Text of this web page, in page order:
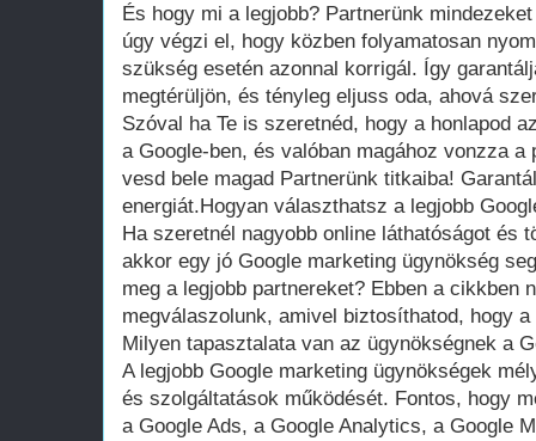
És hogy mi a legjobb? Partnerünk
úgy végzi el, hogy közben folyamatosan
szükség esetén azonnal korrigál. Így
megtérüljön, és tényleg eljuss oda, ahová
Szóval ha Te is szeretnéd, hogy a honlapod
a Google-ben, és valóban magához vonzza
vesd bele magad Partnerünk titkaiba!
energiát.Hogyan választhatsz a legjobb
Ha szeretnél nagyobb online láthatóságot és
akkor egy jó Google marketing ügynökség
meg a legjobb partnereket? Ebben a cikkben
megválaszolunk, amivel biztosíthatod, hogy
Milyen tapasztalata van az ügynökségnek a
A legjobb Google marketing ügynökségek
és szolgáltatások működését. Fontos, hogy
a Google Ads, a Google Analytics, a Google